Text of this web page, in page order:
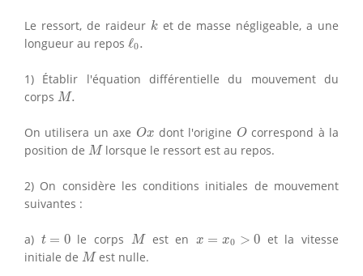
Le ressort, de raideur k
ket de masse négligeable, a une
longueur au repos ℓ0.
ℓ
1) Établir l'équation différentielle du mouvement du
corps M.
M.
On utilisera un axe Ox
Ox dont l'origine O
Ocorrespond à la
position de M
Mlorsque le ressort est au repos.
2) On considère les conditions initiales de mouvement
suivantes :
a) t = 0
t= le corps M
Mest en x = x0 > 0
x= 0> 0
et la vitesse
initiale de M
Mest nulle.